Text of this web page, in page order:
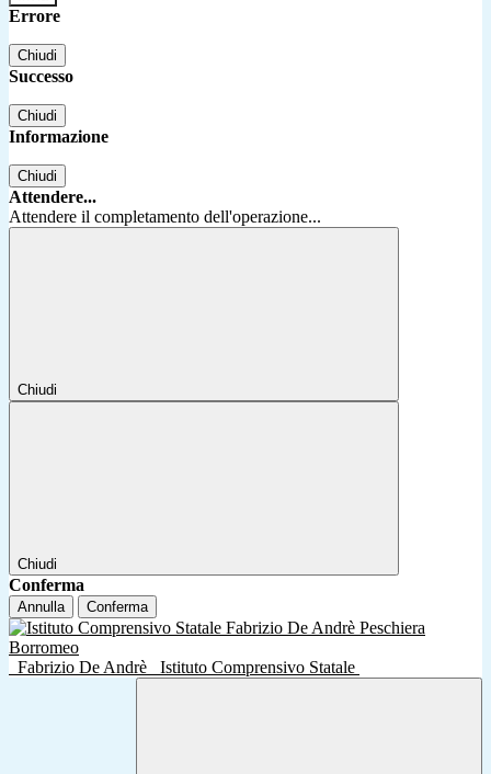
Errore
Chiudi
Successo
Chiudi
Informazione
Chiudi
Attendere...
Attendere il completamento dell'operazione...
Chiudi
Chiudi
Conferma
Annulla Conferma
Fabrizio De Andrè Istituto Comprensivo Statale